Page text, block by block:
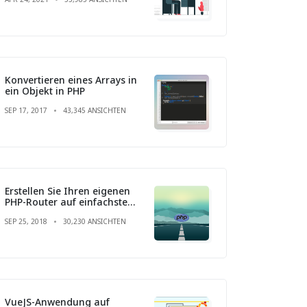
Konvertieren eines Arrays in
ein Objekt in PHP
SEP 17, 2017 43,345 ANSICHTEN
Erstellen Sie Ihren eigenen
PHP-Router auf einfachste
SEP 25, 2018 30,230 ANSICHTEN
VueJS-Anwendung auf